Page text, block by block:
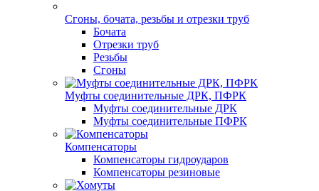
Сгоны, бочата, резьбы и отрезки труб
Бочата
Отрезки труб
Резьбы
Сгоны
Муфты соединительные ДРК, ПФРК
Муфты соединительные ДРК
Муфты соединительные ПФРК
Компенсаторы
Компенсаторы гидроударов
Компенсаторы резиновые